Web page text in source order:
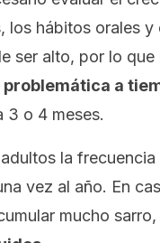
los hábitos orales
ser alto, por lo
a
3 o 4 meses.
la
vez al año. En
mucho sarro,